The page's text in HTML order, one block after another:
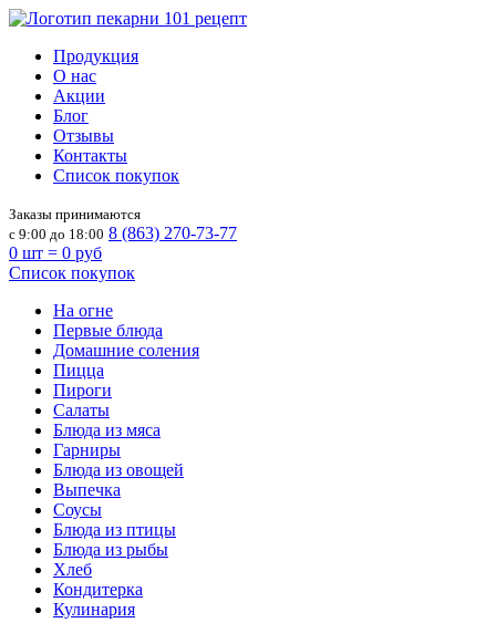
Продукция
О нас
Акции
Блог
Отзывы
Контакты
Список покупок
Заказы принимаются
с 9:00 до 18:00 8 (863) 270-73-77
0 шт = 0 руб
Список покупок
На огне
Первые блюда
Домашние соления
Пицца
Пироги
Салаты
Блюда из мяса
Гарниры
Блюда из овощей
Выпечка
Соусы
Блюда из птицы
Блюда из рыбы
Хлеб
Кондитерка
Кулинария